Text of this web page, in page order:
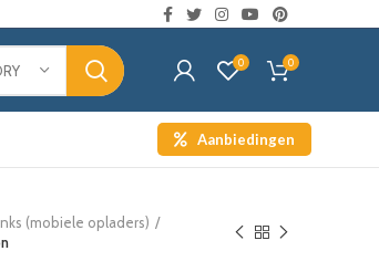
0 0
Aanbiedingen
(mobiele opladers)